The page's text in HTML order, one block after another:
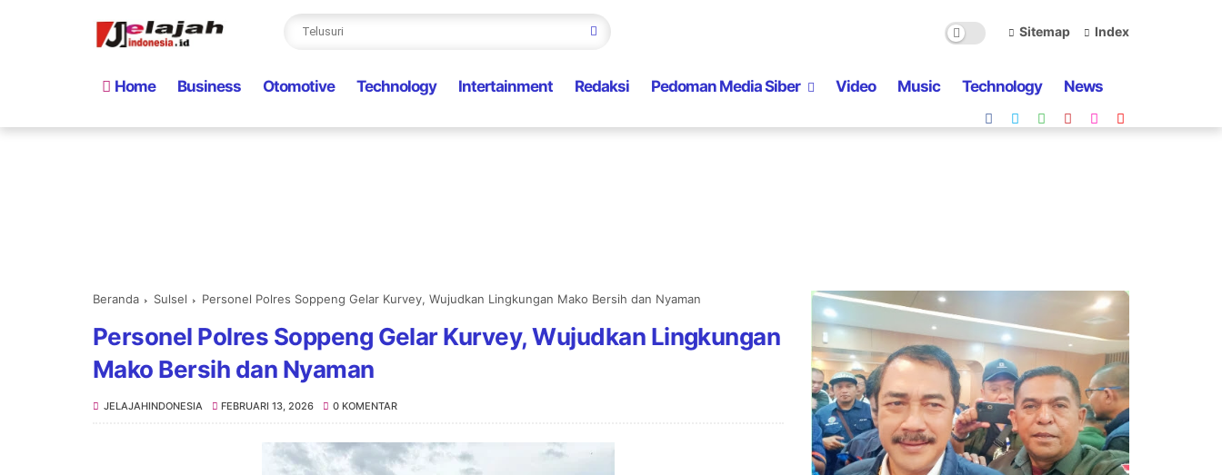
Sitemap Index
Home Business Otomotive Technology Intertainment Redaksi Pedoman Media Siber Video Music Technology News
Beranda Sulsel Personel Polres Soppeng Gelar Kurvey, Wujudkan Lingkungan Mako Bersih dan Nyaman
Personel Polres Soppeng Gelar Kurvey, Wujudkan Lingkungan
Mako Bersih dan Nyaman
JELAJAHINDONESIA FEBRUARI 13, 2026 0 KOMENTAR